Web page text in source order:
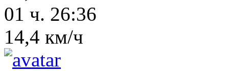
01 ч. 26:36
14,4 км/ч